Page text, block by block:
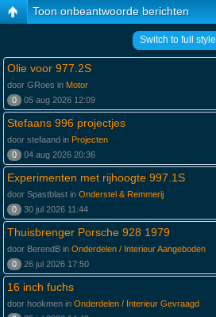
Toon onbeantwoorde berichten
Switch to full style
Olie voor 977.2S
door GRoes in Motor
0
05 aug 2026 12:09
Stefaans 996 projectjes
door stefaand in Projecten
0
04 aug 2026 20:36
Experimenten met rijhoogte 997.1S
door Spastblast in Onderstel & Remmerij
0
30 jul 2026 11:44
Thuisbrenger Porsche 928 1979
door BerendB in Onderdelen / Interieur Aangeboden
0
26 jul 2026 17:50
16 inch fuchs
door hookmen in Onderdelen / Interieur Gevraagd